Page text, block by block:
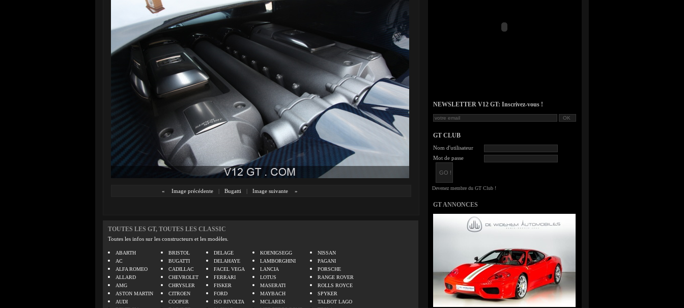
« Image précédente | Bugatti | Image suivante »
TOUTES LES GT, TOUTES LES CLASSIC
Toutes les infos sur les constructeurs et les modèles.
ABARTH
AC
ALFA ROMEO
ALLARD
AMG
ASTON MARTIN
AUDI
BRISTOL
BUGATTI
CADILLAC
CHEVROLET
CHRYSLER
CITROEN
COOPER
DELAGE
DELAHAYE
FACEL VEGA
FERRARI
FISKER
FORD
ISO RIVOLTA
KOENIGSEGG
LAMBORGHINI
LANCIA
LOTUS
MASERATI
MAYBACH
MCLAREN
NISSAN
PAGANI
PORSCHE
RANGE ROVER
ROLLS ROYCE
SPYKER
TALBOT LAGO
NEWSLETTER V12 GT: Inscrivez-vous !
GT CLUB
Nom d'utilisateur
Mot de passe
GT ANNONCES